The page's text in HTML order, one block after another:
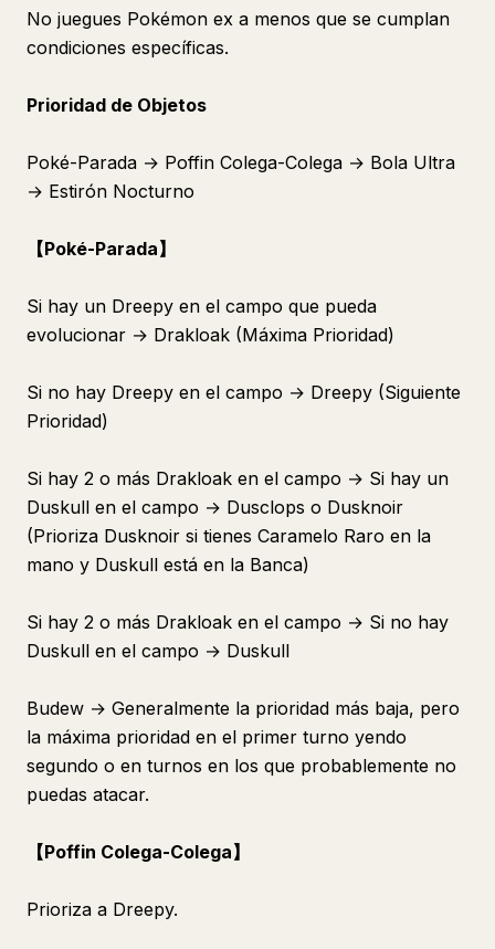
No juegues Pokémon ex a menos que se cumplan
condiciones específicas.
Prioridad de Objetos
Poké-Parada → Poffin Colega-Colega → Bola Ultra
→ Estirón Nocturno
【Poké-Parada】
Si hay un Dreepy en el campo que pueda
evolucionar → Drakloak (Máxima Prioridad)
Si no hay Dreepy en el campo → Dreepy (Siguiente
Prioridad)
Si hay 2 o más Drakloak en el campo → Si hay un
Duskull en el campo → Dusclops o Dusknoir
(Prioriza Dusknoir si tienes Caramelo Raro en la
mano y Duskull está en la Banca)
Si hay 2 o más Drakloak en el campo → Si no hay
Duskull en el campo → Duskull
Budew → Generalmente la prioridad más baja, pero
la máxima prioridad en el primer turno yendo
segundo o en turnos en los que probablemente no
puedas atacar.
【Poffin Colega-Colega】
Prioriza a Dreepy.